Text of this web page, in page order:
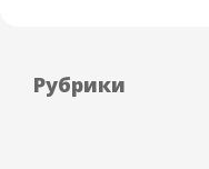
Рубрики